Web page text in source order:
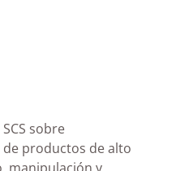
sobre
productos de alto